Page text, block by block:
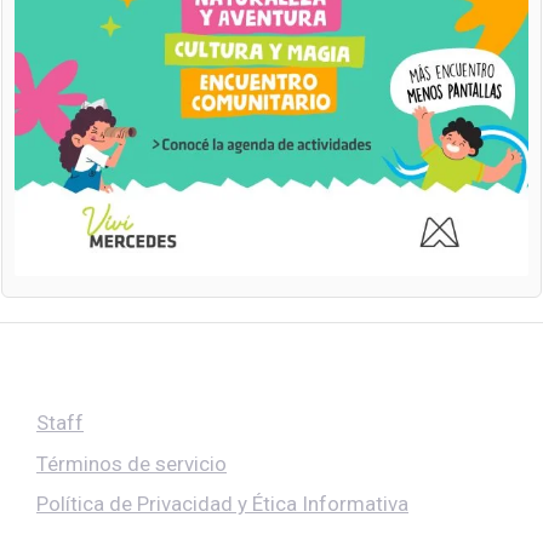
Staff
Términos de servicio
Política de Privacidad y Ética Informativa